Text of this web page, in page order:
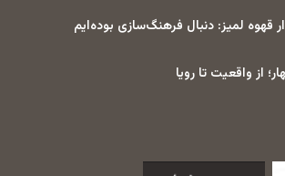
قهوه لمیز: دنبال فرهنگ‌سازی بوده‌ایم
از واقعیت تا رویا